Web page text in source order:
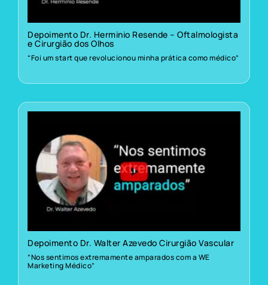
Depoimento Dr. Herminio Resende – Oftalmologista
e Cirurgião dos Olhos
“Foi um start que revolucionou minha prática como médico”
Depoimento Dr. Walter Azevedo Cirurgião Vascular
“Nos sentimos extremamente amparados com a WE
Marketing Médico”